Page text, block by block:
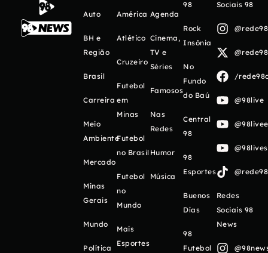
Auto
BH e
Região
Brasil
Carreira
Meio
Ambiente
Mercado
Minas
Gerais
Mundo
Política
América
Atlético
Cruzeiro
Futebol
em
Minas
Futebol
no Brasil
Futebol
no
Mundo
Mais
Esportes
Agenda
Cinema,
TV e
Séries
Famosos
Nas
Redes
Humor
Música
98
Rock
Insônia
No
Fundo
do Baú
Central
98
98
Esportes
Buenos
Días
98
Futebol
Sociais 98
/
@98live
Redes
Sociais 98
News